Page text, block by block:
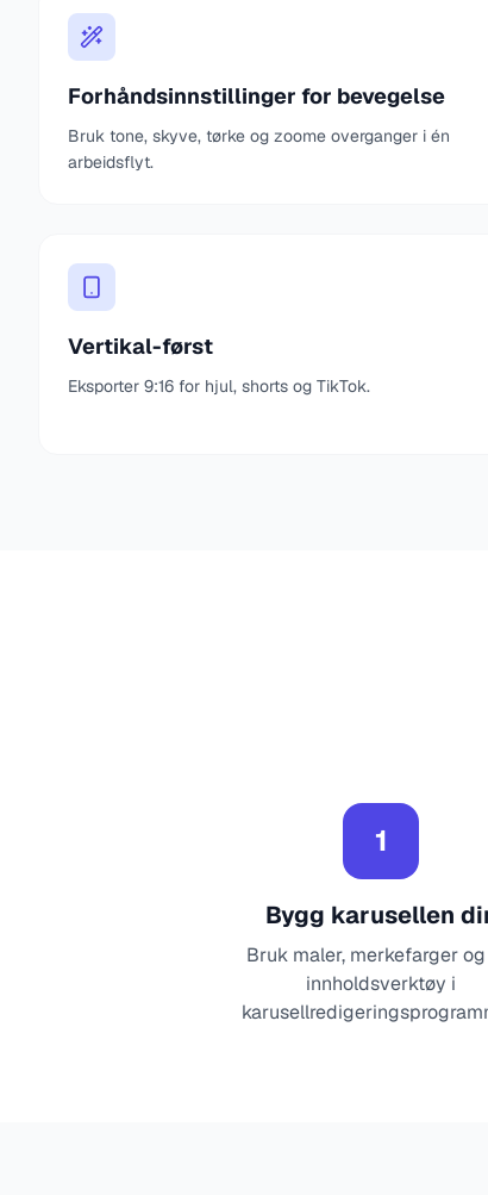
Forhåndsinnstillinger for bevegelse
Bruk tone, skyve, tørke og zoome overganger i én
arbeidsflyt.
Vertikal-først
Eksporter 9:16 for hjul, shorts og TikTok.
1
Bygg karusellen
Bruk maler, merkefarger
innholdsverktøy i